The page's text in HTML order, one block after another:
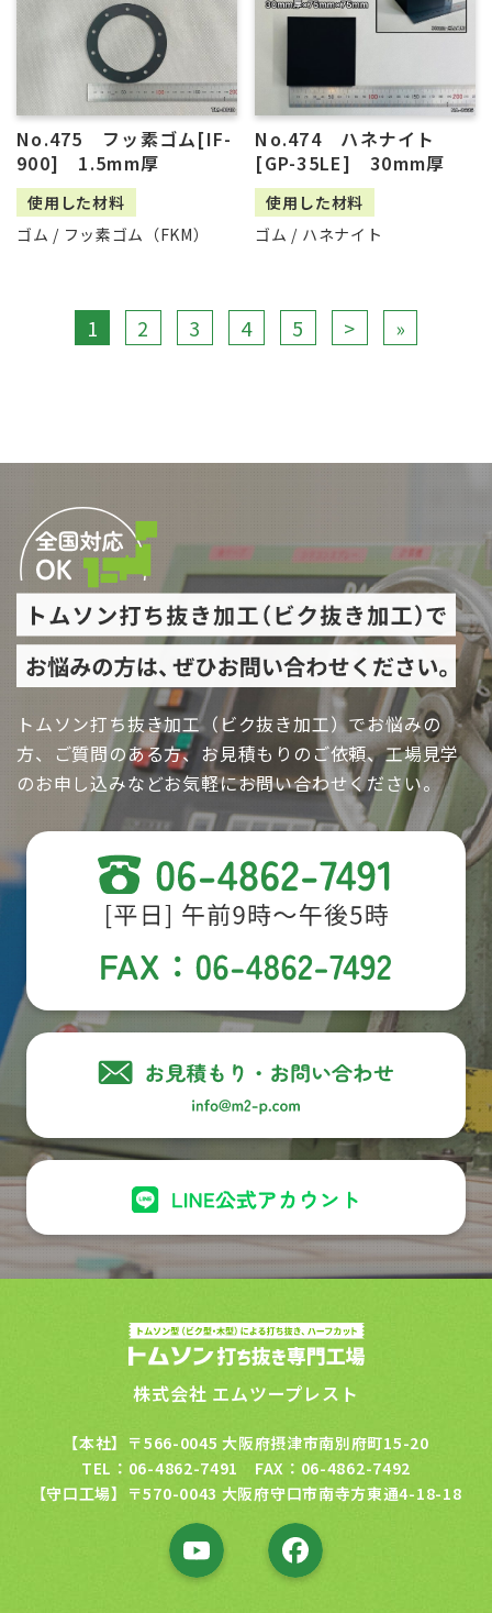
No.475 フッ素ゴム[IF-
900] 1.5mm厚
使用した材料
ゴム / フッ素ゴム（FKM）
No.474 ハネナイト
[GP-35LE] 30mm厚
使用した材料
ゴム / ハネナイト
1 2 3 4 5 > »
トムソン打ち抜き加工（ビク抜き加工）でお悩みの
方、ご質問のある方、お見積もりのご依頼、工場見学
のお申し込みなどお気軽にお問い合わせください。
株式会社 エムツープレスト
【本社】〒566-0045 大阪府摂津市南別府町15-20
TEL：06-4862-7491 FAX：06-4862-7492
【守口工場】〒570-0043 大阪府守口市南寺方東通4-18-18